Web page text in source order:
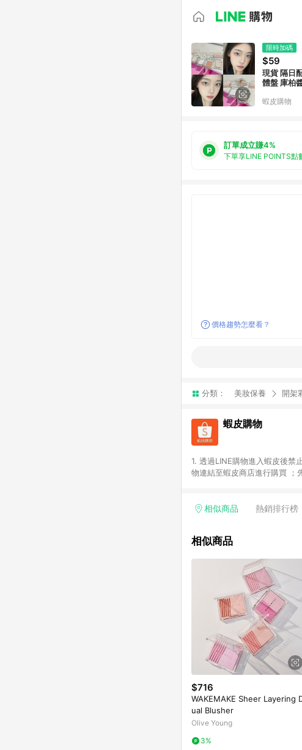
限時加碼
$59
現貨 隔日
體盤 庫柏
蝦皮購物
訂單成立賺4%
下單享LINE POINTS點
價格趨勢怎麼看？
分類： 美妝保養 開架
蝦皮購物
1. 透過LINE購物進入蝦皮後禁
物連結至蝦皮商店進行購買 ；
計算。 6. 用戶需於同一瀏覽
後續七天內未透過其他媒體來
知，亦可能無法收到點數，再
指定之途徑及方式完成交易，
單日期+60天以內進行洽詢確
單記錄，如於LINE購物訂單紀
事項] 1.如導購途中用戶由網
購買過程中關閉蝦皮APP，則需重
蝦皮商城將商品加入購物車，
自 2018/10/24 起購買蝦皮拍賣商品，不符合贈點資格 5. 透過
合贈點資格 6.若因系統異常無法追蹤訂單，致使消費者無接收到點數回饋，蝦皮保有更改條款與法律追訴之權利 7.
LINE購物商品價格若與蝦皮
蝦皮系統盼為最終判定標準
相似商品 熱銷排行榜
相似商品
$716
WAKEMAKE Sheer Layering
ual Blusher
Olive Young
3%